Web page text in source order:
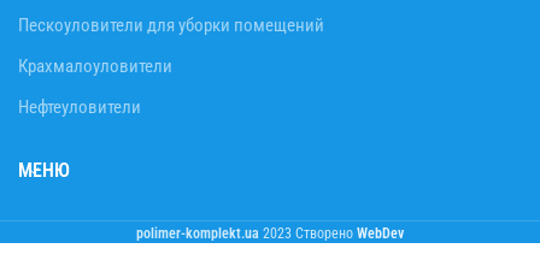
Пескоуловители для уборки помещений
Крахмалоуловители
Нефтеуловители
МЕНЮ
polimer-komplekt.ua 2023 Створено WebDev